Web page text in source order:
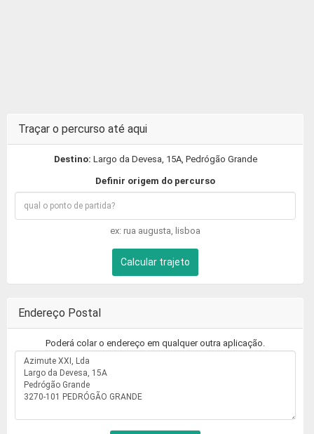
Traçar o percurso até aqui
Destino: Largo da Devesa, 15A, Pedrógão Grande
Definir origem do percurso
ex: rua augusta, lisboa
Calcular trajeto
Endereço Postal
Poderá colar o endereço em qualquer outra aplicação.